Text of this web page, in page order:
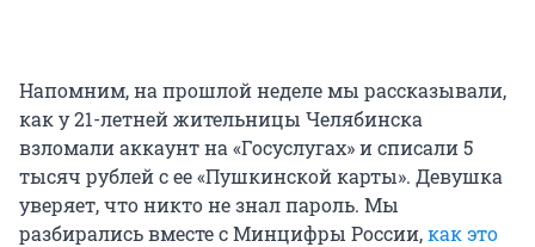
Напомним, на прошлой неделе мы рассказывали,
как у 21-летней жительницы Челябинска
взломали аккаунт на «Госуслугах» и списали 5
тысяч рублей с ее «Пушкинской карты». Девушка
уверяет, что никто не знал пароль. Мы
разбирались вместе с Минцифры России,как это